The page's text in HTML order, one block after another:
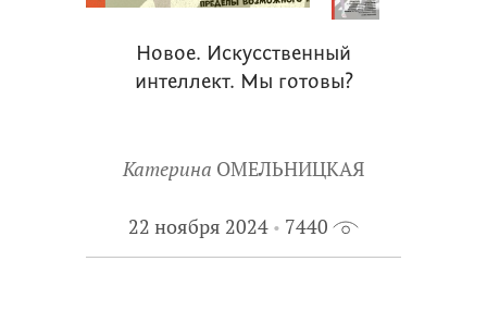
Новое. Искусственный
интеллект. Мы готовы?
Катерина ОМЕЛЬНИЦКАЯ
22 ноября 2024 7440